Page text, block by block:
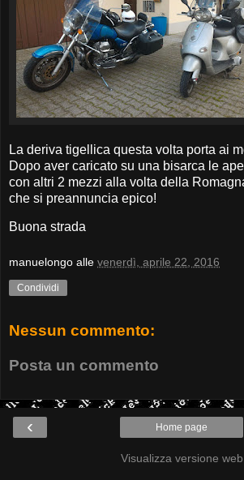
La deriva tigellica questa volta porta ai
Dopo aver caricato su una bisarca le
con altri 2 mezzi alla volta della
che si preannuncia epico!
Buona strada
manuelongo alle venerdì, aprile 22, 2016
Condividi
Nessun commento:
Posta un commento
‹ Home page
Visualizza versione web